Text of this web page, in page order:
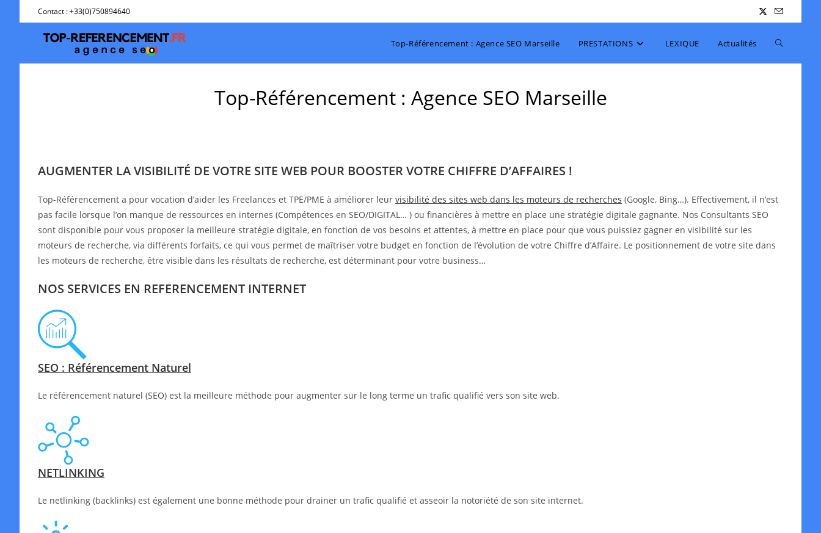
Contact : +33(0)750894640
Top-Référencement : Agence SEO Marseille PRESTATIONS LEXIQUE Actualités Toggle
Top-Référencement : Agence SEO Marseille
AUGMENTER LA VISIBILITÉ DE VOTRE SITE WEB POUR BOOSTER VOTRE CHIFFRE D’AFFAIRES !
Top-Référencement a pour vocation d’aider les Freelances et TPE/PME à améliorer leur visibilité des sites web dans les moteurs de recherches (Google, Bing…). Effectivement, il n’est
pas facile lorsque l’on manque de ressources en internes (Compétences en SEO/DIGITAL… ) ou financières à mettre en place une stratégie digitale gagnante. Nos Consultants SEO
sont disponible pour vous proposer la meilleure stratégie digitale, en fonction de vos besoins et attentes, à mettre en place pour que vous puissiez gagner en visibilité sur les
moteurs de recherche, via différents forfaits, ce qui vous permet de maîtriser votre budget en fonction de l’évolution de votre Chiffre d’Affaire. Le positionnement de votre site dans
les moteurs de recherche, être visible dans les résultats de recherche, est déterminant pour votre business…
NOS SERVICES EN REFERENCEMENT INTERNET
SEO : Référencement Naturel
Le référencement naturel (SEO) est la meilleure méthode pour augmenter sur le long terme un trafic qualifié vers son site web.
NETLINKING
Le netlinking (backlinks) est également une bonne méthode pour drainer un trafic qualifié et asseoir la notoriété de son site internet.